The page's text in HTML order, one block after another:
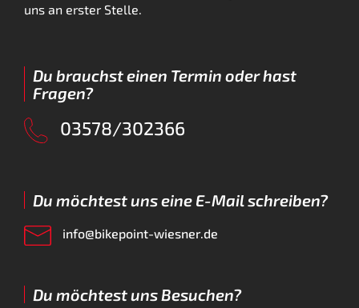
uns an erster Stelle.
Du brauchst einen Termin oder hast
Fragen?
03578/302366
Du möchtest uns eine E-Mail schreiben?
info@bikepoint-wiesner.de
Du möchtest uns Besuchen?